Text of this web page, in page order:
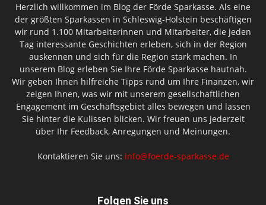
Herzlich willkommen im Blog der Förde Sparkasse. Als eine
der größten Sparkassen in Schleswig-Holstein beschäftigen
wir rund 1.100 Mitarbeiterinnen und Mitarbeiter, die jeden
Tag interessante Geschichten erleben, sich in der Region
auskennen und sich für die Region stark machen. In
unserem Blog erleben Sie Ihre Förde Sparkasse hautnah.
Wir geben Ihnen hilfreiche Tipps rund um Ihre Finanzen, wir
zeigen Ihnen, was wir mit unserem gesellschaftlichen
Engagement im Geschäftsgebiet alles bewegen und lassen
Sie hinter die Kulissen blicken. Wir freuen uns jederzeit
über Ihr Feedback, Anregungen und Meinungen.
Kontaktieren Sie uns: info@foerde-sparkasse.de
Folgen Sie uns